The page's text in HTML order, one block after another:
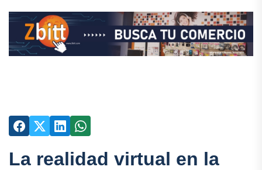
La realidad virtual en la